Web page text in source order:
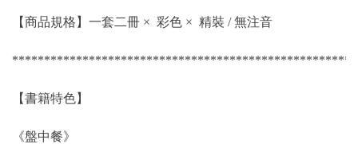
【商品規格】一套二冊 × 彩色 × 精裝 / 無注音
【書籍特色】
《盤中餐》